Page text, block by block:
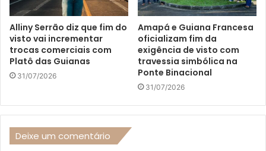
Alliny Serrão diz que fim do
visto vai incrementar
trocas comerciais com
Platô das Guianas
31/07/2026
Amapá e Guiana Francesa
oficializam fim da
exigência de visto com
travessia simbólica na
Ponte Binacional
31/07/2026
Deixe um comentário